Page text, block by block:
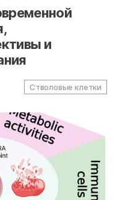
и
Стволовые клетки